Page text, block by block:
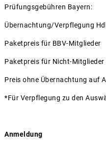
Prüfungsgebühren
Übernachtung/Verpflegung
Paketpreis für BBV-
Paketpreis für Nicht-
Preis ohne Übernachtung auf
*Für Verpflegung zu den
Anmeldung